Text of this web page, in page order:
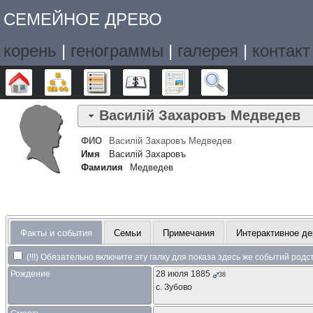
СЕМЕЙНОЕ ДРЕВО
корень | генограммы | галерея | контакт
Дерево Графики Списки Календарь Отчёты
Василiй Захаровъ Медведев
ФИО Василiй Захаровъ Медведев
Имя
Василiй Захаровъ
Фамилия
Медведев
Факты и события Семьи Примечания Интерактивное
(!!!) Обязательно включите эту галку для показа здесь же событий
Рождение
28 июля 1885 38
с. Зубово